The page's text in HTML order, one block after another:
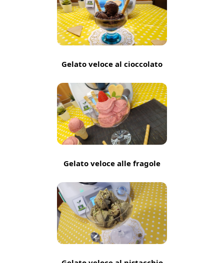
Gelato veloce al cioccolato
Gelato veloce alle fragole